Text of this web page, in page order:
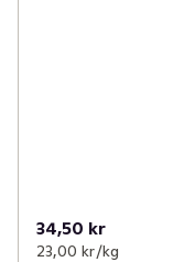
34,50 kr
23,00 kr /kg